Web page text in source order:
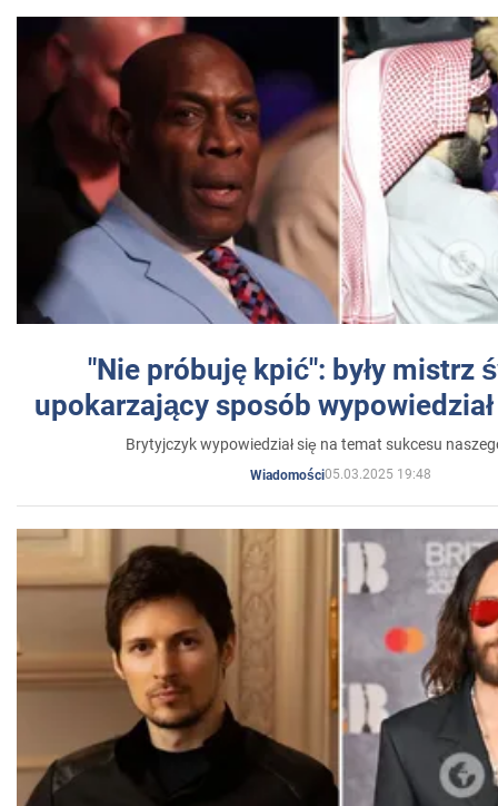
"Nie próbuję kpić": były mistrz
upokarzający sposób
Brytyjczyk wypowiedział się na temat sukcesu
Wiadomości05.03.2025 19:48